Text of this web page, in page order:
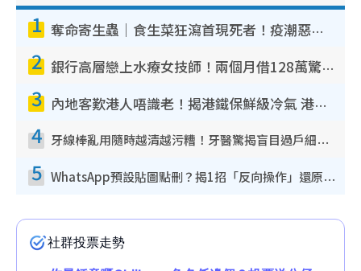
1 奪命寄生蟲｜食生菜狂瀉首現死者！疫潮惡化錄1.8萬宗病例 揭洗菜3大謬誤
2 銀行高層戀上水療女技師！兩個月借128萬驚覺「沉船」沉落火海 揭背後疑似邪教操控賣淫
3 內地客歎港人唔識老！揭港鐵保鮮級冷氣 港人求放過：咪投訴
4 牙線棒亂用隨時越清越污糟！牙醫驚揭盲目過戶細菌恐致蛀牙：呢種先係日常真保養
5 WhatsApp預設貼圖點刪？揭1招「反向操作」還原簡潔介面 附3步實測教學